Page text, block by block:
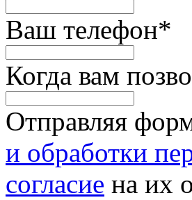
Ваш телефон*
Когда вам
Отправляя
и обработки
согласие на их